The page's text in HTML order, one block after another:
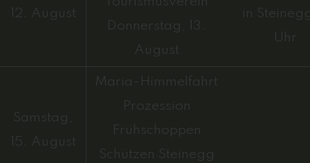
12. August
Donnerstag, 13.
August
in
Uhr
Samstag,
15. August
Maria-Himmelfahrt
Prozession
Frühschoppen
Schützen Steinegg